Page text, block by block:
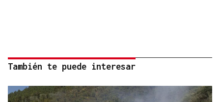
También te puede interesar